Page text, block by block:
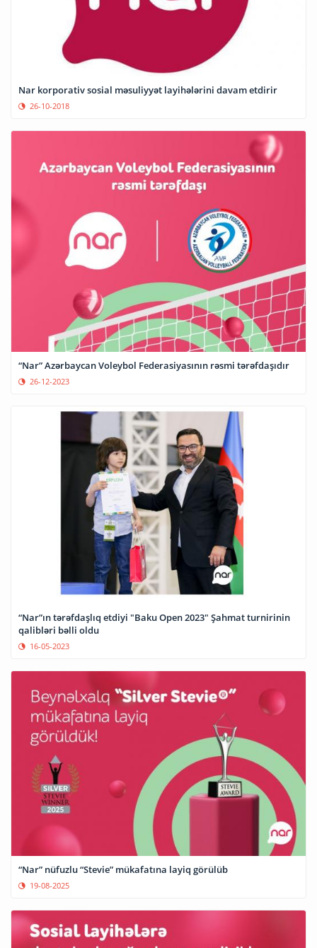
Nar korporativ sosial məsuliyyət layihələrini davam etdirir
26-10-2018
“Nar” Azərbaycan Voleybol Federasiyasının rəsmi tərəfdaşıdır
26-12-2023
“Nar”ın tərəfdaşlıq etdiyi "Baku Open 2023" Şahmat turnirinin
qalibləri bəlli oldu
16-05-2023
“Nar” nüfuzlu “Stevie” mükafatına layiq görülüb
19-08-2025